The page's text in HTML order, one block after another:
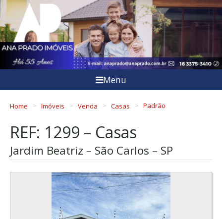
Menu
Home Imóveis Venda Casas Padrão
REF: 1299 – Casas
Jardim Beatriz – São Carlos – SP